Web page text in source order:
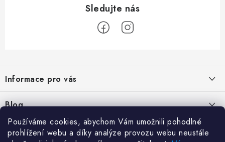
Používáme cookies, abychom Vám umožnili pohodlné
prohlížení webu a díky analýze provozu webu neustále
p
a
t
Informace pro vás
Kontakty
Hodnocení obchodu
Reklamace zboží
Blog
Jak vybrat poštovní schránku?
21.5.2024
Facebook